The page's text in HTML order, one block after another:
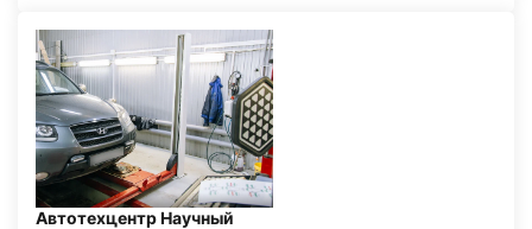
Автотехцентр Научный